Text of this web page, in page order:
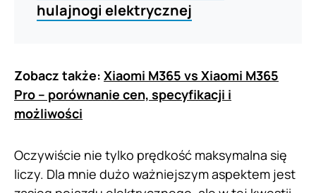
hulajnogi elektrycznej
Zobacz także: Xiaomi M365 vs Xiaomi M365
Pro – porównanie cen, specyfikacji i
możliwości
Oczywiście nie tylko prędkość maksymalna się
liczy. Dla mnie dużo ważniejszym aspektem jest